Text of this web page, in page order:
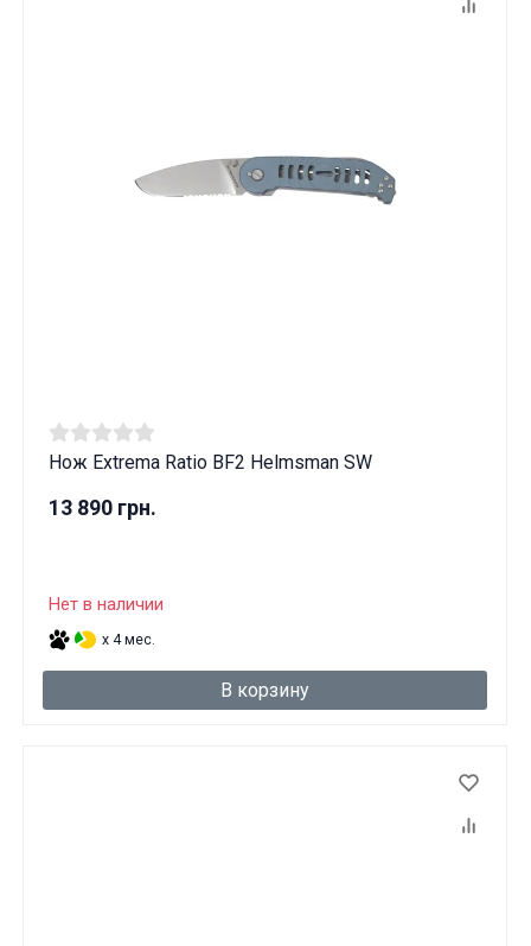
Нож Extrema Ratio BF2 Helmsman SW
13 890 грн.
Нет в наличии
x 4 мес.
В корзину